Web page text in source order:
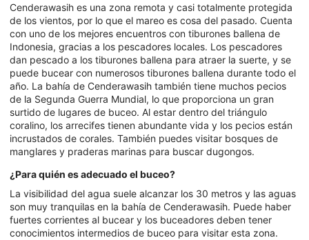
Cenderawasih es una zona remota y casi totalmente protegida
de los vientos, por lo que el mareo es cosa del pasado. Cuenta
con uno de los mejores encuentros con tiburones ballena de
Indonesia, gracias a los pescadores locales. Los pescadores
dan pescado a los tiburones ballena para atraer la suerte, y se
puede bucear con numerosos tiburones ballena durante todo el
año. La bahía de Cenderawasih también tiene muchos pecios
de la Segunda Guerra Mundial, lo que proporciona un gran
surtido de lugares de buceo. Al estar dentro del triángulo
coralino, los arrecifes tienen abundante vida y los pecios están
incrustados de corales. También puedes visitar bosques de
manglares y praderas marinas para buscar dugongos.
¿Para quién es adecuado el buceo?
La visibilidad del agua suele alcanzar los 30 metros y las aguas
son muy tranquilas en la bahía de Cenderawasih. Puede haber
fuertes corrientes al bucear y los buceadores deben tener
conocimientos intermedios de buceo para visitar esta zona.